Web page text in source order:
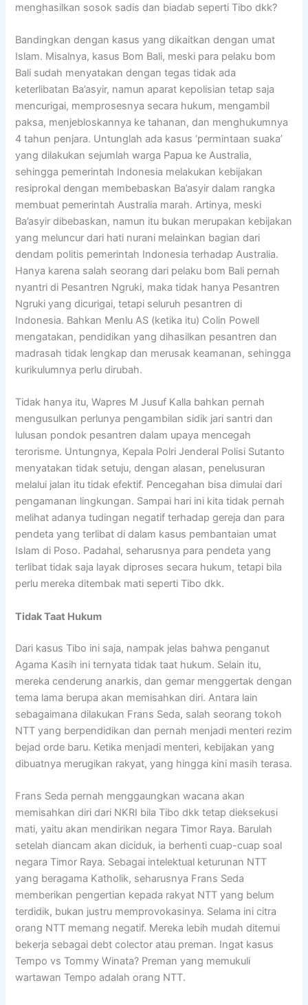
menghasilkan sosok sadis dan biadab seperti Tibo dkk?
Bandingkan dengan kasus yang dikaitkan dengan umat
Islam. Misalnya, kasus Bom Bali, meski para pelaku bom
Bali sudah menyatakan dengan tegas tidak ada
keterlibatan Ba’asyir, namun aparat kepolisian tetap saja
mencurigai, memprosesnya secara hukum, mengambil
paksa, menjebloskannya ke tahanan, dan menghukumnya
4 tahun penjara. Untunglah ada kasus ‘permintaan suaka’
yang dilakukan sejumlah warga Papua ke Australia,
sehingga pemerintah Indonesia melakukan kebijakan
resiprokal dengan membebaskan Ba’asyir dalam rangka
membuat pemerintah Australia marah. Artinya, meski
Ba’asyir dibebaskan, namun itu bukan merupakan kebijakan
yang meluncur dari hati nurani melainkan bagian dari
dendam politis pemerintah Indonesia terhadap Australia.
Hanya karena salah seorang dari pelaku bom Bali pernah
nyantri di Pesantren Ngruki, maka tidak hanya Pesantren
Ngruki yang dicurigai, tetapi seluruh pesantren di
Indonesia. Bahkan Menlu AS (ketika itu) Colin Powell
mengatakan, pendidikan yang dihasilkan pesantren dan
madrasah tidak lengkap dan merusak keamanan, sehingga
kurikulumnya perlu dirubah.
Tidak hanya itu, Wapres M Jusuf Kalla bahkan pernah
mengusulkan perlunya pengambilan sidik jari santri dan
lulusan pondok pesantren dalam upaya mencegah
terorisme. Untungnya, Kepala Polri Jenderal Polisi Sutanto
menyatakan tidak setuju, dengan alasan, penelusuran
melalui jalan itu tidak efektif. Pencegahan bisa dimulai dari
pengamanan lingkungan. Sampai hari ini kita tidak pernah
melihat adanya tudingan negatif terhadap gereja dan para
pendeta yang terlibat di dalam kasus pembantaian umat
Islam di Poso. Padahal, seharusnya para pendeta yang
terlibat tidak saja layak diproses secara hukum, tetapi bila
perlu mereka ditembak mati seperti Tibo dkk.
Tidak Taat Hukum
Dari kasus Tibo ini saja, nampak jelas bahwa penganut
Agama Kasih ini ternyata tidak taat hukum. Selain itu,
mereka cenderung anarkis, dan gemar menggertak dengan
tema lama berupa akan memisahkan diri. Antara lain
sebagaimana dilakukan Frans Seda, salah seorang tokoh
NTT yang berpendidikan dan pernah menjadi menteri rezim
bejad orde baru. Ketika menjadi menteri, kebijakan yang
dibuatnya merugikan rakyat, yang hingga kini masih terasa.
Frans Seda pernah menggaungkan wacana akan
memisahkan diri dari NKRI bila Tibo dkk tetap dieksekusi
mati, yaitu akan mendirikan negara Timor Raya. Barulah
setelah diancam akan diciduk, ia berhenti cuap-cuap soal
negara Timor Raya. Sebagai intelektual keturunan NTT
yang beragama Katholik, seharusnya Frans Seda
memberikan pengertian kepada rakyat NTT yang belum
terdidik, bukan justru memprovokasinya. Selama ini citra
orang NTT memang negatif. Mereka lebih mudah ditemui
bekerja sebagai debt colector atau preman. Ingat kasus
Tempo vs Tommy Winata? Preman yang memukuli
wartawan Tempo adalah orang NTT.